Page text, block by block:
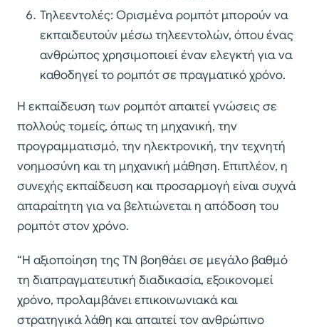
Τηλεεντολές: Ορισμένα ρομπότ μπορούν να
εκπαιδευτούν μέσω τηλεεντολών, όπου ένας
ανθρώπος χρησιμοποιεί έναν ελεγκτή για να
καθοδηγεί το ρομπότ σε πραγματικό χρόνο.
Η εκπαίδευση των ρομπότ απαιτεί γνώσεις σε
πολλούς τομείς, όπως τη μηχανική, την
προγραμματισμό, την ηλεκτρονική, την τεχνητή
νοημοσύνη και τη μηχανική μάθηση. Επιπλέον, η
συνεχής εκπαίδευση και προσαρμογή είναι συχνά
απαραίτητη για να βελτιώνεται η απόδοση του
ρομπότ στον χρόνο.
“Η αξιοποίηση της ΤΝ βοηθάει σε μεγάλο βαθμό
τη διαπραγματευτική διαδικασία, εξοικονομεί
χρόνο, προλαμβάνει επικοινωνιακά και
στρατηγικά λάθη και απαιτεί τον ανθρώπινο